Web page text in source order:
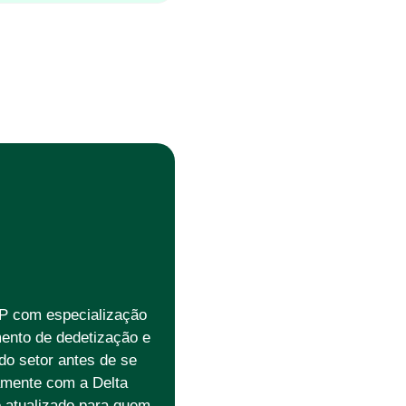
com especialização
de dedetização e
setor antes de se
com a Delta